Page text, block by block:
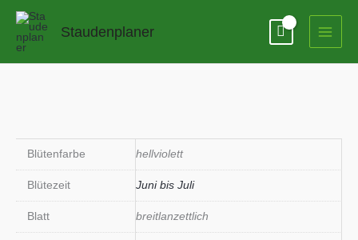
Zum
springen
Staudenplaner
Blütenfarbe hellviolett
Blütezeit Juni bis Juli
Blatt breitlanzettlich